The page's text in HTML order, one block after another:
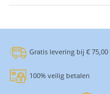
Gratis levering bij € 75,00
100% veilig betalen